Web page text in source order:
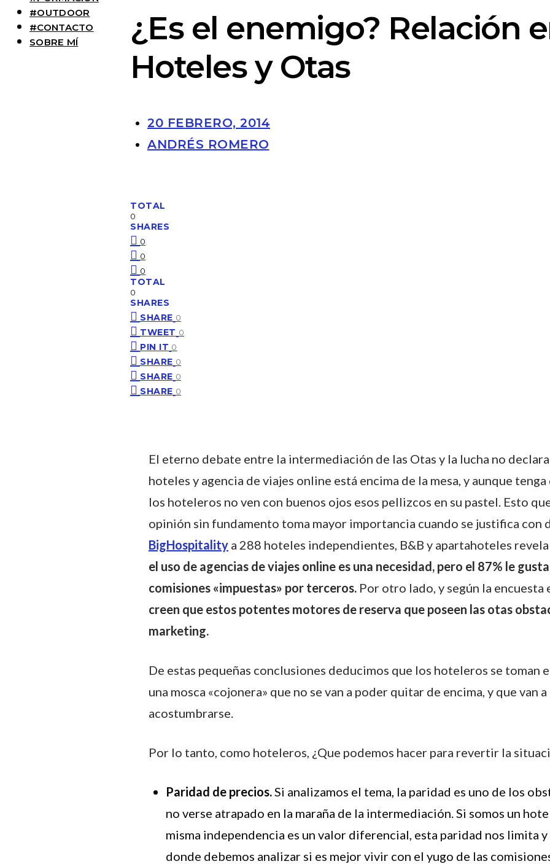
#OUTDOOR
#CONTACTO
SOBRE MÍ
¿Es el enemigo? Relación
Hoteles y Otas
20 FEBRERO, 2014
ANDRÉS ROMERO
TOTAL
0
SHARES
0
0
0
TOTAL
0
SHARES
SHARE 0
TWEET 0
PIN IT 0
SHARE 0
SHARE 0
SHARE 0
El eterno debate entre la intermediación de las Otas y la lucha no
hoteles y agencia de viajes online está encima de la mesa, y aunque
los hoteleros no ven con buenos ojos esos pellizcos en su pastel. Esto
opinión sin fundamento toma mayor importancia cuando se justifica con
BigHospitality a 288 hoteles independientes, B&B y apartahoteles
el uso de agencias de viajes online es una necesidad, pero el 87% le
comisiones «impuestas» por terceros. Por otro lado, y según la encuesta
creen que estos potentes motores de reserva que poseen las otas
marketing.
De estas pequeñas conclusiones deducimos que los hoteleros se toman
una mosca «cojonera» que no se van a poder quitar de encima, y que van
acostumbrarse.
Por lo tanto, como hoteleros, ¿Que podemos hacer para revertir la
Paridad de precios.Si analizamos el tema, la paridad es uno de los
no verse atrapado en la maraña de la intermediación. Si somos un
misma independencia es un valor diferencial, esta paridad nos limita y
donde debemos analizar si es mejor vivir con el yugo de las